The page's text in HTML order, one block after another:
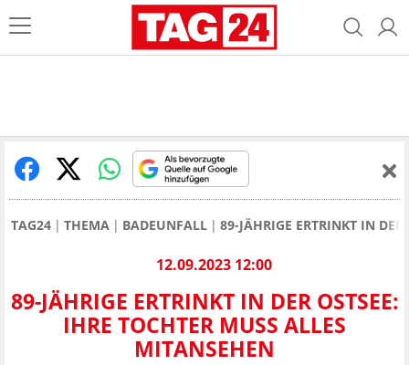
TAG24 THEMA BADEUNFALL 89-JÄHRIGE ERTRINKT IN
12.09.2023 12:00
89-JÄHRIGE ERTRINKT IN DER OSTSEE:
IHRE TOCHTER MUSS ALLES
MITANSEHEN